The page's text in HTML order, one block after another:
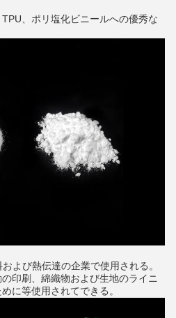
、ポリ塩化ビニールへの優秀な
よび熱伝達の企業で使用される。
印刷、綿織物および生地のライニ
に等使用されてできる。